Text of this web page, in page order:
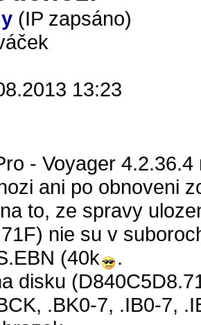
(IP zapsáno)
13:23
- Voyager
ani po obnoveni
to, ze spravy
nie su v
(40k
.
disku
.BK0-7, .IB0-7,